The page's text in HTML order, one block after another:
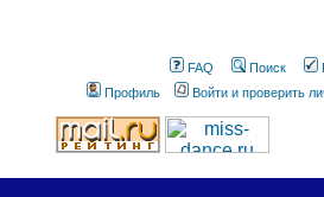
FAQ Поиск
Профиль
Войти и проверить